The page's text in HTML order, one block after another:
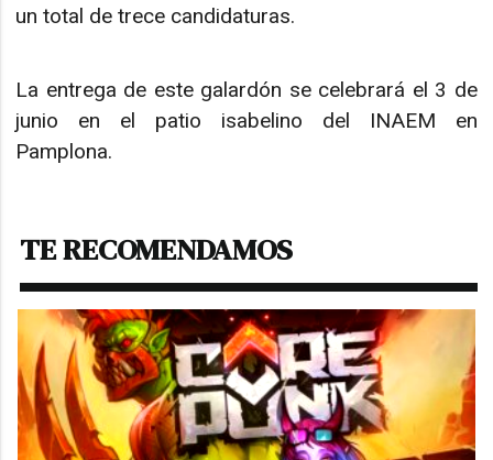
un total de trece candidaturas.
La entrega de este galardón se celebrará el 3 de
junio en el patio isabelino del INAEM en
Pamplona.
TE RECOMENDAMOS